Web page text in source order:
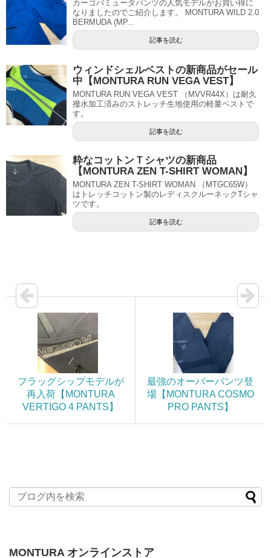
カーゴバミューダパンツの人気モデルがお買い得に
なりましたのでご紹介します。 MONTURA WILD 2.0
BERMUDA (MP...
記事を読む
ウィンドシェルベストの新商品がセール
中【MONTURA RUN VEGA VEST】
MONTURA RUN VEGA VEST （MVVR44X）は耐久
撥水加工済みのストレッチ生地使用の軽量ベストで
す。
記事を読む
粋なコットンＴシャツの新商品
【MONTURA ZEN T-SHIRT WOMAN】
MONTURA ZEN T-SHIRT WOMAN （MTGC65W）
はトレッチコットン製のレディスクルーネックTシャ
ツです。
記事を読む
フラッグシップモデルが
再入荷【MONTURA
VERTIGO 4 PANTS】
最強のオーバーパンツ登
場【MONTURA COSMO
PRO PANTS】
MONTURA オンラインストア